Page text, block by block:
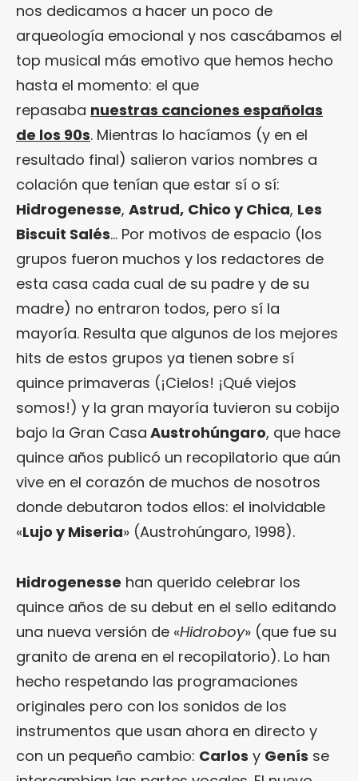
nos dedicamos a hacer un poco de
arqueología emocional y nos cascábamos el
top musical más emotivo que hemos hecho
hasta el momento: el que
repasaba nuestras canciones españolas
de los 90s. Mientras lo hacíamos (y en el
resultado final) salieron varios nombres a
colación que tenían que estar sí o sí:
Hidrogenesse, Astrud, Chico y Chica, Les
Biscuit Salés… Por motivos de espacio (los
grupos fueron muchos y los redactores de
esta casa cada cual de su padre y de su
madre) no entraron todos, pero sí la
mayoría. Resulta que algunos de los mejores
hits de estos grupos ya tienen sobre sí
quince primaveras (¡Cielos! ¡Qué viejos
somos!) y la gran mayoría tuvieron su cobijo
bajo la Gran Casa Austrohúngaro, que hace
quince años publicó un recopilatorio que aún
vive en el corazón de muchos de nosotros
donde debutaron todos ellos: el inolvidable
«Lujo y Miseria» (Austrohúngaro, 1998).
Hidrogenesse han querido celebrar los
quince años de su debut en el sello editando
una nueva versión de «Hidroboy» (que fue su
granito de arena en el recopilatorio). Lo han
hecho respetando las programaciones
originales pero con los sonidos de los
instrumentos que usan ahora en directo y
con un pequeño cambio: Carlos y Genís se